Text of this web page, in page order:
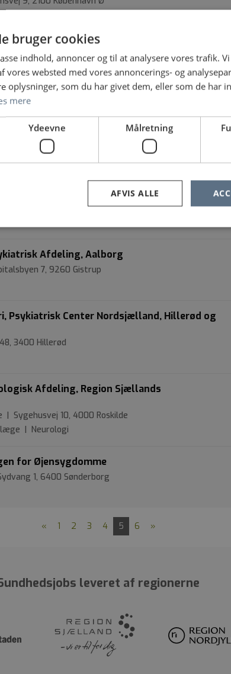
Afdeling Vejle
Nordbanen 5, 7100 Vejle
til Afdeling for Gynækologi, Fertilitet og
Ø
Afdeling, Aarhus
og Ungdomspsykiatri)
Boulevard, 8200 Aarhus N
Afdeling, Aalborg
7, 9260 Gistrup
Psykiatrisk Center Nordsjælland, Hillerød og
3400 Hillerød
Afdeling, Region Sjællands
Sygehusvej 10, 4000 Roskilde
| Neurologi
for Øjensygdomme
1, 6400 Sønderborg
« 1 2 3 4 5 6 »
leveret af regionerne
bruger cookies
indhold, annoncer og til at analysere vores trafik.
vores websted med vores annoncerings- og
oplysninger, som du har givet dem, eller som de har
mere
Ydeevne Målretning
AFVIS ALLE